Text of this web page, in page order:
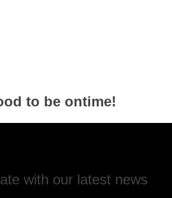
to be ontime!
with our latest news